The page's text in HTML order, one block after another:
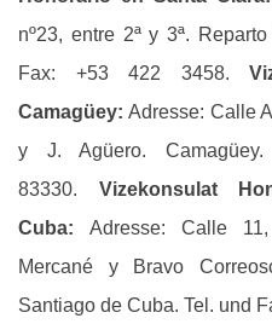
nº23, entre 2ª y 3ª.
Fax: +53 422 3458.
Camagüey: Adresse: Calle
y J. Agüero.
83330. Vizekonsulat
Cuba: Adresse: Calle
Mercané y Bravo
Santiago de Cuba. Tel. und